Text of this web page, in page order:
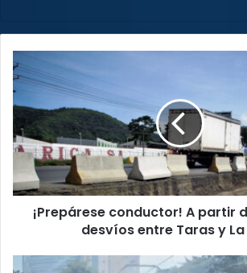
conductor!
A
partir
de
hoy
habrá
desvíos
entre
Taras¡Prepárese conductor! A partir
desvíos entre Taras y La